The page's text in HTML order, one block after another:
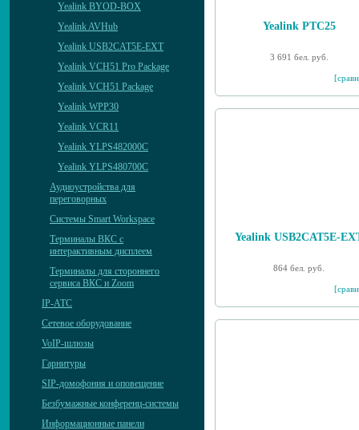
Yealink BYOD-BOX
Yealink AVHub
Yealink USB2CAT5E-EXT
Yealink VCH51 Pro Package
Yealink VCH51 Package
Yealink WPP30
Yealink VCR11
Yealink YLPS482000C
Yealink YLPS480700C
Аудиоустройства для
переговорных
Системы Smart Workspace
Терминалы ВКС с
интерактивным дисплеем
Терминалы для стороннего
сервиса ВКС и Zoom
IP-АТС
Сетевое оборудование
VoIP-шлюзы
Гарнитуры
SIP-домофония и оповещение
Безбумажные конференц-системы
Информационные панели
Yealink PTC25
3 691 бел. руб.
Yealink USB2CAT5E-
864 бел. руб.